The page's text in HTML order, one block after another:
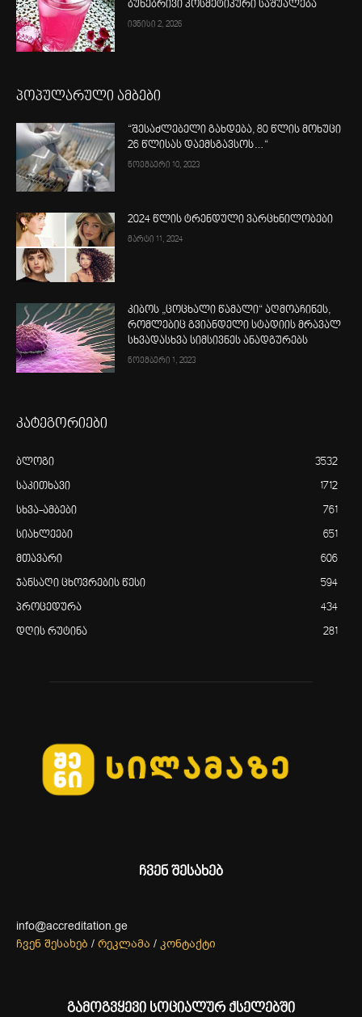
ბუნებრივი კოსმეტიკური საშუალება
ივნისი 2, 2026
პოპულარული ამბები
“შესაძლებელი გახდება, 80 წლის მოხუცი
26 წლისას დაემსგავსოს…“
ნოემბერი 10, 2023
2024 წლის ტრენდული ვარცხნილობები
მარტი 11, 2024
კიბოს „ცოცხალი წამალი“ აღმოაჩინეს,
რომლებიც გვიანდელი სტადიის მრავალ
სხვადასხვა სიმსივნეს ანადგურებს
ნოემბერი 1, 2023
კატეგორიები
ბლოგი 3532
საკითხავი 1712
სხვა-ამბები 761
სიახლეები 651
მთავარი 606
ჯანსაღი ცხოვრების წესი 594
პროცედურა 434
დღის რუტინა 281
ჩვენ შესახებ
info@accreditation.ge
ჩვენ შესახებ / რეკლამა / კონტაქტი
გამოგვყევი სოციალურ ქსელებში